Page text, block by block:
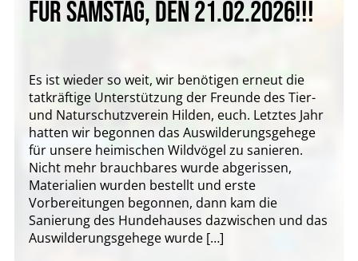
FÜR SAMSTAG, DEN 21.02.2026!!!
Es ist wieder so weit, wir benötigen erneut die
tatkräftige Unterstützung der Freunde des Tier-
und Naturschutzverein Hilden, euch. Letztes Jahr
hatten wir begonnen das Auswilderungsgehege
für unsere heimischen Wildvögel zu sanieren.
Nicht mehr brauchbares wurde abgerissen,
Materialien wurden bestellt und erste
Vorbereitungen begonnen, dann kam die
Sanierung des Hundehauses dazwischen und das
Auswilderungsgehege wurde […]